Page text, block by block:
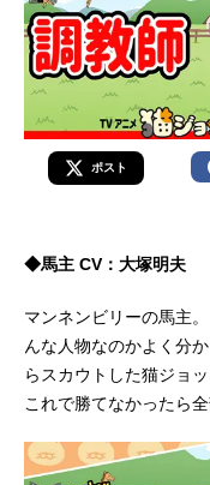
ポスト
◆馬主 CV：大塚明夫
マンネンビリーの馬主
んな人物なのかよく分
らスカウトした猫ジョ
これで勝てなかったら